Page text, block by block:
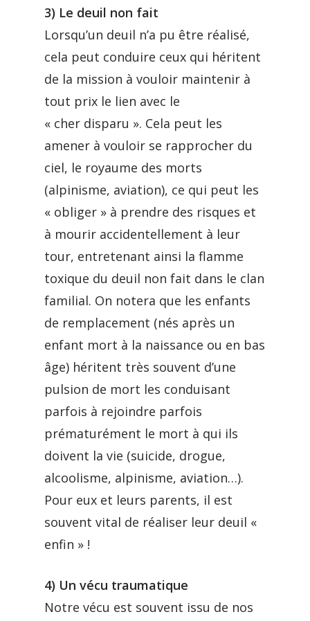
3) Le deuil non fait
Lorsqu’un deuil n’a pu être réalisé,
cela peut conduire ceux qui héritent
de la mission à vouloir maintenir à
tout prix le lien avec le
« cher disparu ». Cela peut les
amener à vouloir se rapprocher du
ciel, le royaume des morts
(alpinisme, aviation), ce qui peut les
« obliger » à prendre des risques et
à mourir accidentellement à leur
tour, entretenant ainsi la flamme
toxique du deuil non fait dans le clan
familial. On notera que les enfants
de remplacement (nés après un
enfant mort à la naissance ou en bas
âge) héritent très souvent d’une
pulsion de mort les conduisant
parfois à rejoindre parfois
prématurément le mort à qui ils
doivent la vie (suicide, drogue,
alcoolisme, alpinisme, aviation…).
Pour eux et leurs parents, il est
souvent vital de réaliser leur deuil «
enfin » !
4) Un vécu traumatique
Notre vécu est souvent issu de nos